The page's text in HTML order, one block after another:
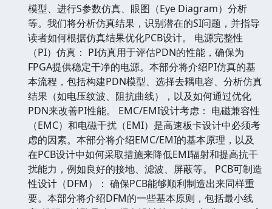
模型、进行S参数仿真、眼图（Eye Diagram）分析
等。我们将分析仿真结果，识别潜在的SI问题，并指导
读者如何根据仿真结果优化PCB设计。 电源完整性
（PI）仿真： PI仿真用于评估PDN的性能，确保为
FPGA提供稳定干净的电源。本部分将介绍PI仿真的基
本流程，包括构建PDN模型、选择去耦电容、分析仿真
结果（如电压纹波、阻抗曲线），以及如何通过优化
PDN来改善PI性能。 EMC/EMI设计考虑： 电磁兼容性
（EMC）和电磁干扰（EMI）是高速板卡设计中必须考
虑的因素。本部分将介绍EMC/EMI的基本原理，以及
在PCB设计中如何采取措施来降低EMI辐射和提高抗干
扰能力，例如良好的接地、滤波、屏蔽等。 PCB可制造
性设计（DFM）： 确保PCB能够顺利制造出来同样重
要。本部分将介绍DFM的一些基本原则，包括最小线